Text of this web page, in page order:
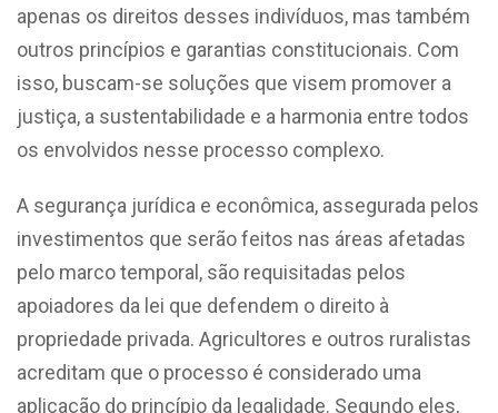
apenas os direitos desses indivíduos, mas também
outros princípios e garantias constitucionais. Com
isso, buscam-se soluções que visem promover a
justiça, a sustentabilidade e a harmonia entre todos
os envolvidos nesse processo complexo.
A segurança jurídica e econômica, assegurada pelos
investimentos que serão feitos nas áreas afetadas
pelo marco temporal, são requisitadas pelos
apoiadores da lei que defendem o direito à
propriedade privada. Agricultores e outros ruralistas
acreditam que o processo é considerado uma
aplicação do princípio da legalidade. Segundo eles,